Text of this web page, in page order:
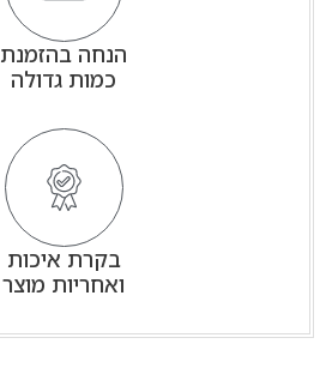
הנחה בהזמנת
כמות גדולה
בקרת איכות
ואחריות מוצר